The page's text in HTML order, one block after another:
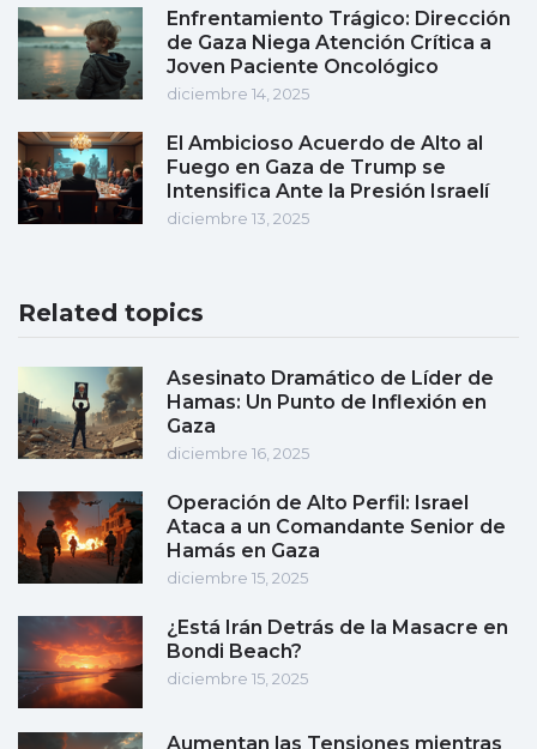
Enfrentamiento Trágico: Dirección
de Gaza Niega Atención Crítica a
Joven Paciente Oncológico
diciembre 14, 2025
El Ambicioso Acuerdo de Alto al
Fuego en Gaza de Trump se
Intensifica Ante la Presión Israelí
diciembre 13, 2025
Related topics
Asesinato Dramático de Líder de
Hamas: Un Punto de Inflexión en
Gaza
diciembre 16, 2025
Operación de Alto Perfil: Israel
Ataca a un Comandante Senior de
Hamás en Gaza
diciembre 15, 2025
¿Está Irán Detrás de la Masacre en
Bondi Beach?
diciembre 15, 2025
Aumentan las Tensiones mientras